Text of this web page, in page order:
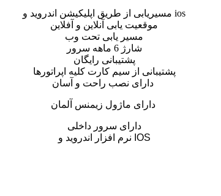
مسیریابی از طریق اپلیکیشن اندروید و ios
موقعیت یابی آنلاین و آفلاین
مسیر یابی تحت وب
شارژ 6 ماهه سرور
پشتیبانی رایگان
پشتیبانی از سیم کارت کلیه اپراتورها
دارای ماژول زیمنس آلمان
دارای سرور داخلی
نرم افزار اندروید و IOS